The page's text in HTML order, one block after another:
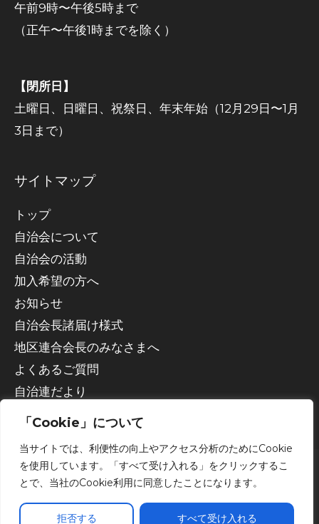
「Cookie」について
当サイトでは、利便性の向上やアクセス分析のためにCookie
を使用しています。「すべて受け入れる」をクリックするこ
とで、当社のCookie利用に同意したことになります。
拒否する すべて受け入れる
午前9時〜午後5時まで
（正午〜午後1時までを除く）
【閉所日】
土曜日、日曜日、祝祭日、年末年始（12月29日〜1月
3日まで）
サイトマップ
トップ
自治会について
自治会の活動
加入希望の方へ
お知らせ
自治会長諸届け様式
地区連合会長のみなさまへ
よくあるご質問
自治連だより